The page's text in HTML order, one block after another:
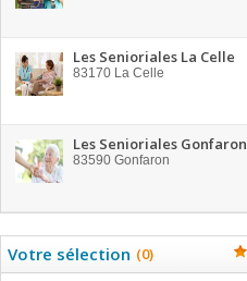
Les Senioriales La Celle
83170 La Celle
Les Senioriales Gonfaron
83590 Gonfaron
Votre sélection (0)